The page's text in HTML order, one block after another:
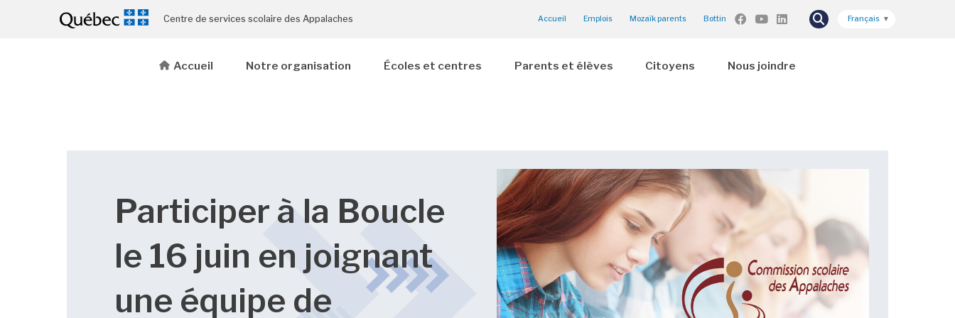
Centre de services scolaire des Appalaches Accueil Emplois Mozaïk parents Bottin Français ▼
Accueil Notre organisation Écoles et centres Parents et élèves Citoyens Nous joindre
Participer à la Boucle
le 16 juin en joignant
une équipe de